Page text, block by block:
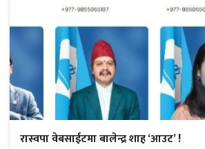
रास्वपा वेबसाईटमा बालेन्द्र शाह ‘आउट’ !